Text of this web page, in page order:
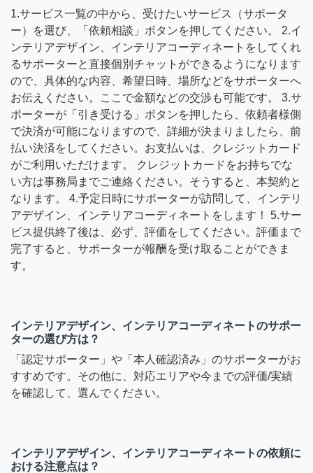
1.サービス一覧の中から、受けたいサービス（サポータ
ー）を選び、「依頼相談」ボタンを押してください。 2.イ
ンテリアデザイン、インテリアコーディネートをしてくれ
るサポーターと直接個別チャットができるようになります
ので、具体的な内容、希望日時、場所などをサポーターへ
お伝えください。ここで金額などの交渉も可能です。 3.サ
ポーターが「引き受ける」ボタンを押したら、依頼者様側
で決済が可能になりますので、詳細が決まりましたら、前
払い決済をしてください。お支払いは、クレジットカード
がご利用いただけます。 クレジットカードをお持ちでな
い方は事務局までご連絡ください。そうすると、本契約と
なります。 4.予定日時にサポーターが訪問して、インテリ
アデザイン、インテリアコーディネートをします！ 5.サー
ビス提供終了後は、必ず、評価をしてください。評価まで
完了すると、サポーターが報酬を受け取ることができま
す。
インテリアデザイン、インテリアコーディネートのサポー
ターの選び方は？
「認定サポーター」や「本人確認済み」のサポーターがお
すすめです。その他に、対応エリアや今までの評価/実績
を確認して、選んでください。
インテリアデザイン、インテリアコーディネートの依頼に
おける注意点は？